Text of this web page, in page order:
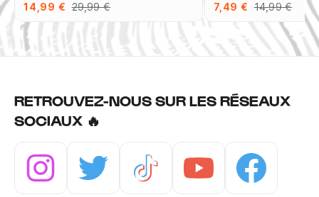
14,99 € 29,99 € 7,49 € 14,99 €
RETROUVEZ-NOUS SUR LES RÉSEAUX
SOCIAUX 🔥